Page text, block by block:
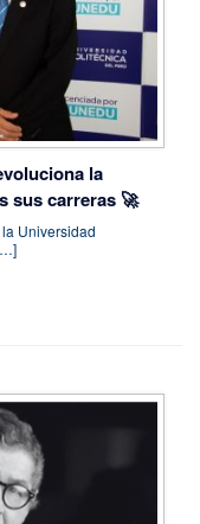
la
sus carreras 🚀
Universidad